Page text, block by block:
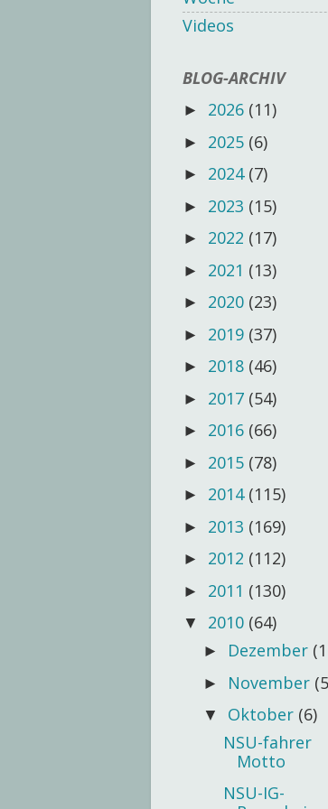
Videos
BLOG-ARCHIV
► 2026 (11)
► 2025 (6)
► 2024 (7)
► 2023 (15)
► 2022 (17)
► 2021 (13)
► 2020 (23)
► 2019 (37)
► 2018 (46)
► 2017 (54)
► 2016 (66)
► 2015 (78)
► 2014 (115)
► 2013 (169)
► 2012 (112)
► 2011 (130)
▼ 2010 (64)
► Dezember
► November
▼ Oktober (6)
NSU-fahrer
Motto
NSU-IG-